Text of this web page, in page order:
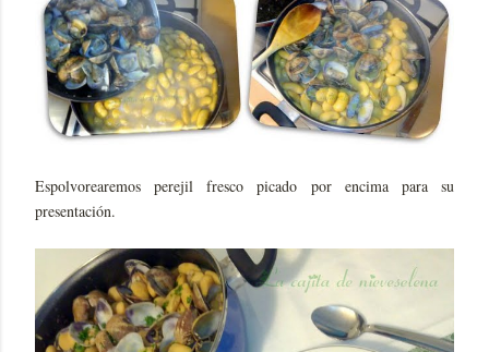
Espolvorearemos perejil fresco picado por encima para su
presentación.